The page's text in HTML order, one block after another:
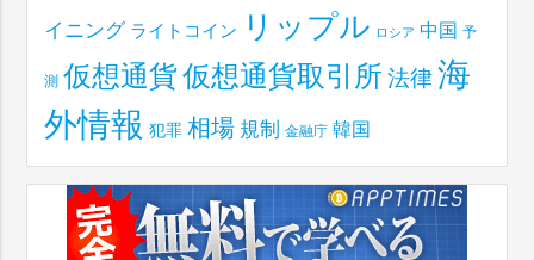
イニング ライトコイン リップル ロシア 中国 予
測 仮想通貨仮想通貨取引所 法律 海
外情報 犯罪 相場 規制 金融庁 韓国